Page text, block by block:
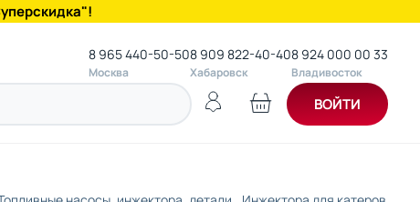
8 965 440-50-50
Москва
8 909 822-40-40
Хабаровск
8 924 000 00 33
Владивосток
ВОЙТИ